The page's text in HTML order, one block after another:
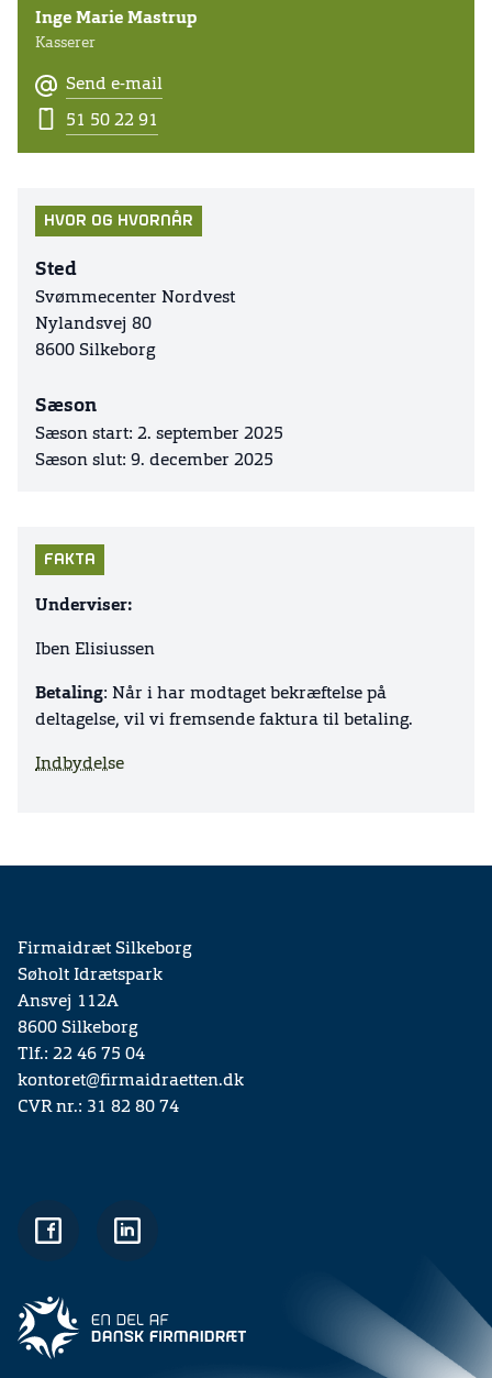
Inge Marie Mastrup
Kasserer
Send e-mail
51 50 22 91
HVOR OG HVORNÅR
Sted
Svømmecenter Nordvest
Nylandsvej 80
8600 Silkeborg
Sæson
Sæson start: 2. september 2025
Sæson slut: 9. december 2025
FAKTA
Underviser:
Iben Elisiussen
Betaling: Når i har modtaget bekræftelse på
deltagelse, vil vi fremsende faktura til betaling.
Indbydelse
Firmaidræt Silkeborg
Søholt Idrætspark
Ansvej 112A
8600 Silkeborg
Tlf.: 22 46 75 04
kontoret@firmaidraetten.dk
CVR nr.: 31 82 80 74